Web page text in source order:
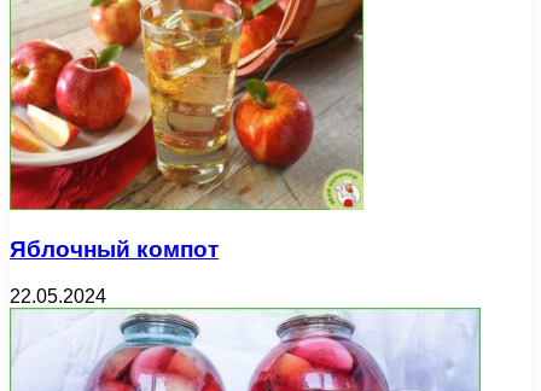
Яблочный компот
22.05.2024